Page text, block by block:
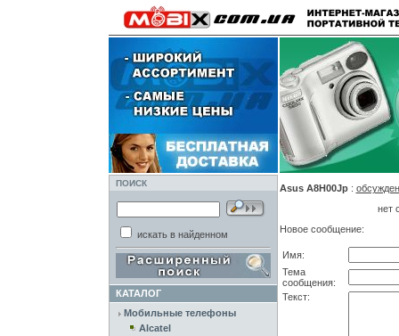
ПОИСК
искать в найденном
КАТАЛОГ
Мобильные телефоны
Alcatel
Asus A8H00Jp:
нет
Новое сообщение:
Имя:
Тема
сообщения:
Текст: